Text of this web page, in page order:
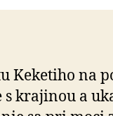
Bruseli,
Frankfurte
Keketiho na
krajinou a